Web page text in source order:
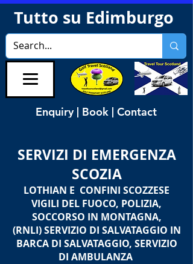
Tutto su Edimburgo
Enquiry | Book | Contact
SERVIZI DI EMERGENZA
SCOZIA
LOTHIAN E CONFINI SCOZZESE
VIGILI DEL FUOCO, POLIZIA,
SOCCORSO IN MONTAGNA,
(RNLI) SERVIZIO DI SALVATAGGIO IN
BARCA DI SALVATAGGIO, SERVIZIO
DI AMBULANZA